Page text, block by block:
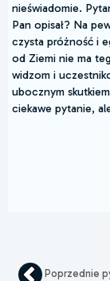
nieświadomie.
Pan opisał? Na
czysta próżność i
od Ziemi nie ma
widzom i
ubocznym
ciekawe pytanie,
Poprzednie